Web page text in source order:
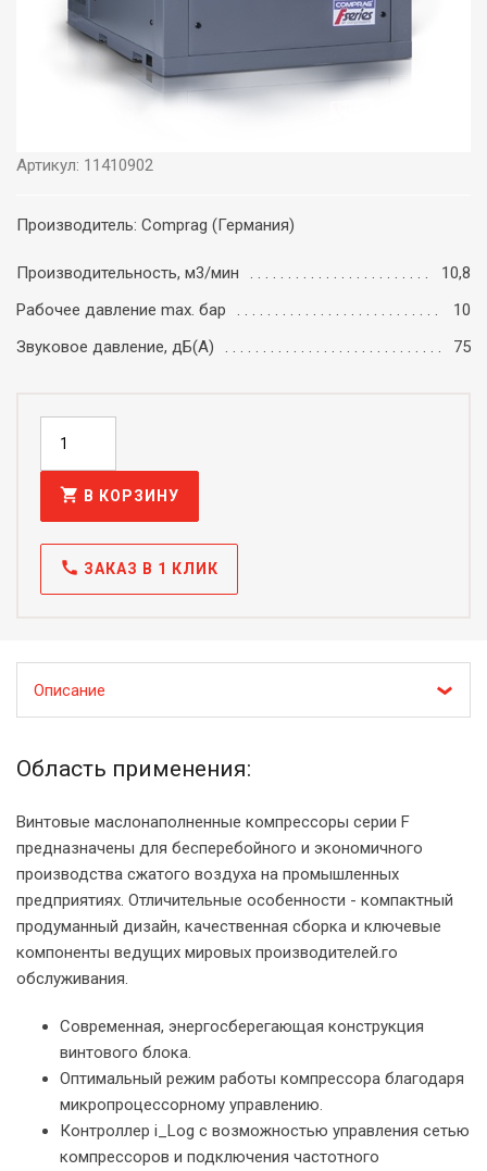
Артикул: 11410902
Производитель: Comprag (Германия)
Производительность, м3/мин
10,8
Рабочее давление max. бар
10
Звуковое давление, дБ(А)
75
shopping_cart В КОРЗИНУ
call ЗАКАЗ В 1 КЛИК
Описание
Область применения:
Винтовые маслонаполненные компрессоры серии F
предназначены для бесперебойного и экономичного
производства сжатого воздуха на промышленных
предприятиях. Отличительные особенности - компактный
продуманный дизайн, качественная сборка и ключевые
компоненты ведущих мировых производителей.го
обслуживания.
Современная, энергосберегающая конструкция
винтового блока.
Оптимальный режим работы компрессора благодаря
микропроцессорному управлению.
Контроллер i_Log с возможностью управления сетью
компрессоров и подключения частотного